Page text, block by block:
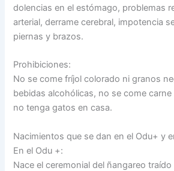
dolencias en el estómago, problemas
arterial, derrame cerebral, impotencia
piernas y brazos.
Prohibiciones:
No se come fríjol colorado ni granos
bebidas alcohólicas, no se come
no tenga gatos en casa.
Nacimientos que se dan en el Odu+ y
En el Odu +:
Nace el ceremonial del ñangareo